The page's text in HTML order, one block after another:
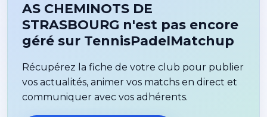
AS CHEMINOTS DE
STRASBOURG n'est pas encore
géré sur TennisPadelMatchup
Récupérez la fiche de votre club pour publier
vos actualités, animer vos matchs en direct et
communiquer avec vos adhérents.